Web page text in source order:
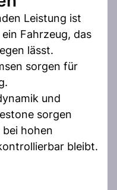
Leistung ist
Fahrzeug, das
lässt.
sorgen für
und
sorgen
bei hohen
bleibt.